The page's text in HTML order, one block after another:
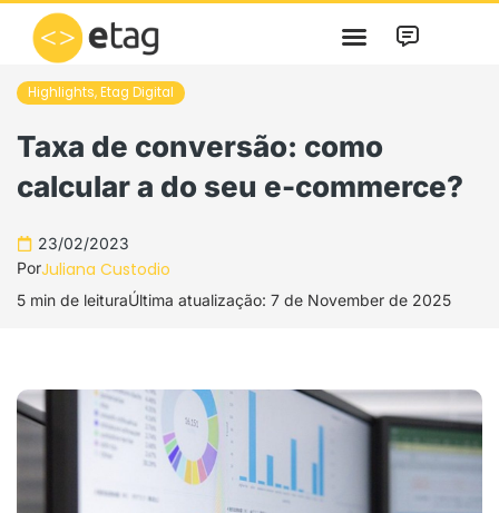
content
Highlights,Etag Digital
Taxa de conversão: como
calcular a do seu e-commerce?
23/02/2023
PorJuliana Custodio
5 min de leituraÚltima atualização: 7 de November de 2025